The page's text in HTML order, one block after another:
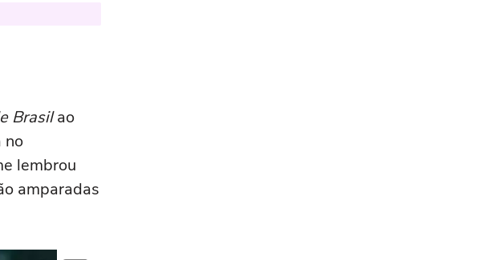
Brasilao
no
lembrou
amparadas